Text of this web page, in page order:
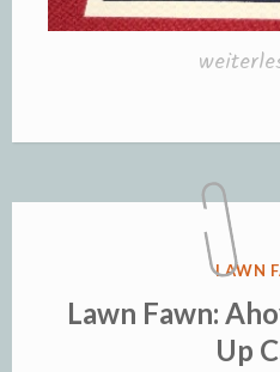
„Lawn
Duh-
Nuh-
LAWN
Lawn Fawn:
Up